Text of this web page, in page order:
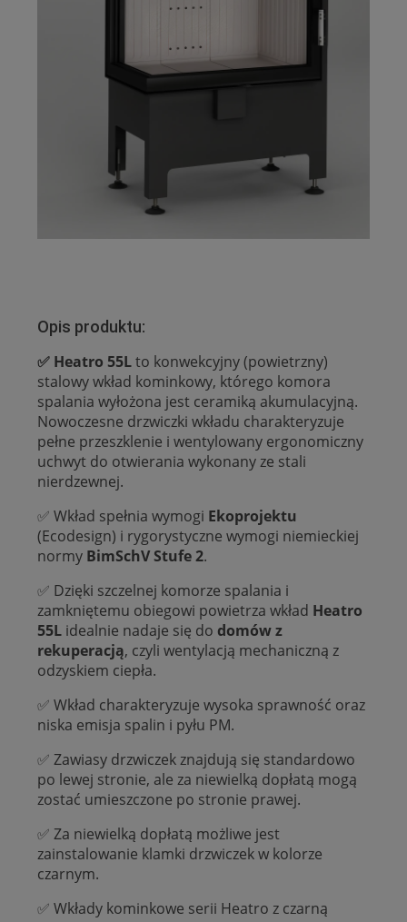
Opis produktu:
✅ Heatro 55Lto konwekcyjny (powietrzny)
stalowy wkład kominkowy, którego komora
spalania wyłożona jest ceramiką akumulacyjną.
Nowoczesne drzwiczki wkładu charakteryzuje
pełne przeszklenie i wentylowany ergonomiczny
uchwyt do otwierania wykonany ze stali
nierdzewnej.
✅ Wkład spełnia wymogi Ekoprojektu
(Ecodesign) i rygorystyczne wymogi niemieckiej
normy BimSchV Stufe 2.
✅ Dzięki szczelnej komorze spalania i
zamkniętemu obiegowi powietrza wkład Heatro
55L idealnie nadaje się do domów z
rekuperacją, czyli wentylacją mechaniczną z
odzyskiem ciepła.
✅ Wkład charakteryzuje wysoka sprawność oraz
niska emisja spalin i pyłu PM.
✅ Zawiasy drzwiczek znajdują się standardowo
po lewej stronie, ale za niewielką dopłatą mogą
zostać umieszczone po stronie prawej.
✅ Za niewielką dopłatą możliwe jest
zainstalowanie klamki drzwiczek w kolorze
czarnym.
✅ Wkłady kominkowe serii Heatro z czarną